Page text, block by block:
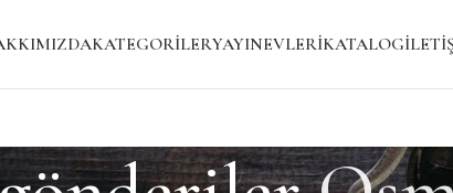
KATEGORILERYAYINEVLERIKATALOG